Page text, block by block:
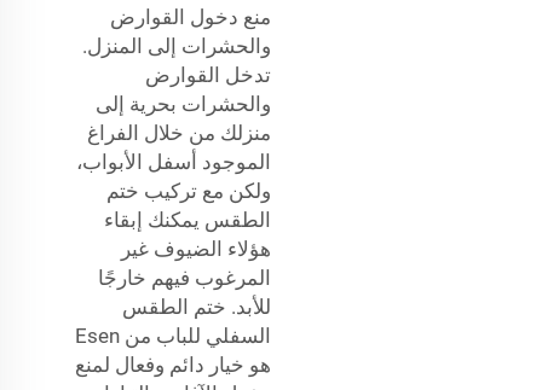
منع دخول القوارض
والحشرات إلى المنزل.
تدخل القوارض
والحشرات بحرية إلى
منزلك من خلال الفراغ
الموجود أسفل الأبواب،
ولكن مع تركيب ختم
الطقس يمكنك إبقاء
هؤلاء الضيوف غير
المرغوب فيهم خارجًا
للأبد. ختم الطقس
السفلي للباب من Esen
هو خيار دائم وفعال لمنع